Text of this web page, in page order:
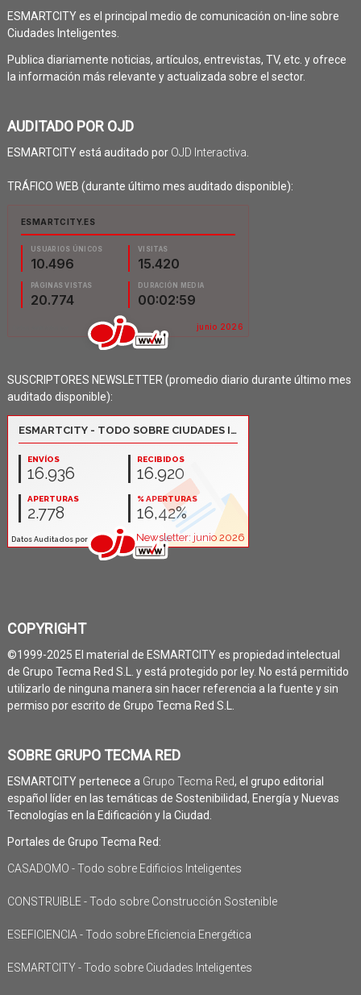
ESMARTCITY es el principal medio de comunicación on-line sobre
Ciudades Inteligentes.
Publica diariamente noticias, artículos, entrevistas, TV, etc. y ofrece
la información más relevante y actualizada sobre el sector.
AUDITADO POR OJD
ESMARTCITY está auditado por OJD Interactiva
TRÁFICO WEB (durante último mes auditado disponible):
SUSCRIPTORES NEWSLETTER (promedio diario durante último mes
auditado disponible):
COPYRIGHT
©1999-2025 El material de ESMARTCITY es propiedad intelectual
de Grupo Tecma Red S.L. y está protegido por ley. No está permitido
utilizarlo de ninguna manera sin hacer referencia a la fuente y sin
permiso por escrito de Grupo Tecma Red S.L.
SOBRE GRUPO TECMA RED
ESMARTCITY pertenece a Grupo Tecma Red, el grupo editorial
español líder en las temáticas de Sostenibilidad, Energía y Nuevas
Tecnologías en la Edificación y la Ciudad.
Portales de Grupo Tecma Red:
CASADOMO - Todo sobre Edificios Inteligentes
CONSTRUIBLE - Todo sobre Construcción Sostenible
ESEFICIENCIA - Todo sobre Eficiencia Energética
ESMARTCITY - Todo sobre Ciudades Inteligentes